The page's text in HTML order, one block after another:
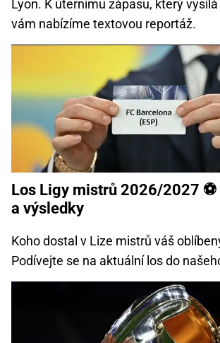
Lyon. K úternímu zápasu, který vysílá
vám nabízíme textovou reportáž.
Los Ligy mistrů 2026/2027
a výsledky
Koho dostal v Lize mistrů váš
Podívejte se na aktuální los do